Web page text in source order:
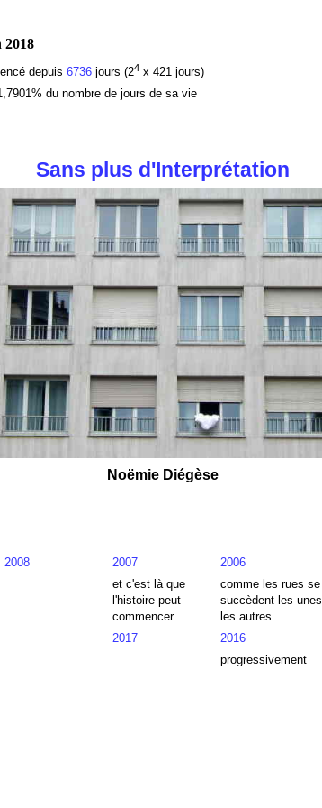
2018
depuis 6736jours (24x 421 jours)
% du nombre de jours de sa vie
Sans plus d'Interprétation
Noëmie Diégèse
2008 2007 2006
et c'est là que
l'histoire peut
commencer
comme les rues se
succèdent les unes
les autres
2017 2016
progressivement